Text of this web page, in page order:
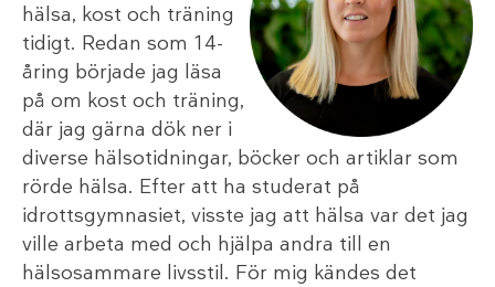
hälsa, kost och träning
tidigt. Redan som 14-
åring började jag läsa
på om kost och träning,
där jag gärna dök ner i
diverse hälsotidningar, böcker och artiklar som
rörde hälsa. Efter att ha studerat på
idrottsgymnasiet, visste jag att hälsa var det jag
ville arbeta med och hjälpa andra till en
hälsosammare livsstil. För mig kändes det